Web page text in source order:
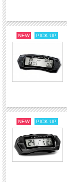
NEW PICK UP
NEW PICK UP